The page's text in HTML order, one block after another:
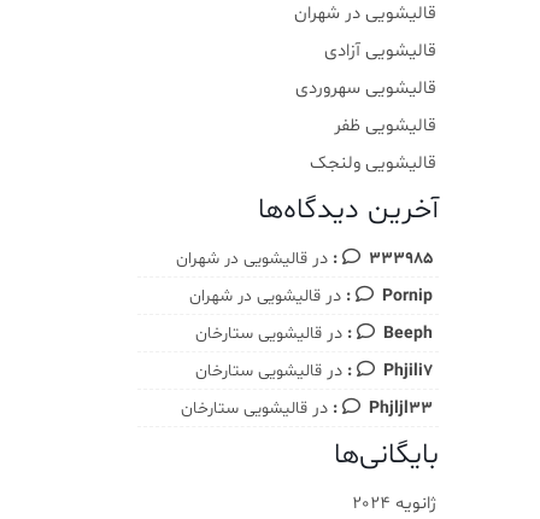
قالیشویی در شهران
قالیشویی آزادی
قالیشویی سهروردی
قالیشویی ظفر
قالیشویی ولنجک
آخرین دیدگاه‌ها
333985 در قالیشویی در شهران
Pornip
در قالیشویی در شهران
Beeph
در قالیشویی ستارخان
Phjili7
در قالیشویی ستارخان
Phjljl33
در قالیشویی ستارخان
بایگانی‌ها
ژانویه 2024